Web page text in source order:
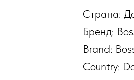
Страна:
Бренд:
Brand:
Country: